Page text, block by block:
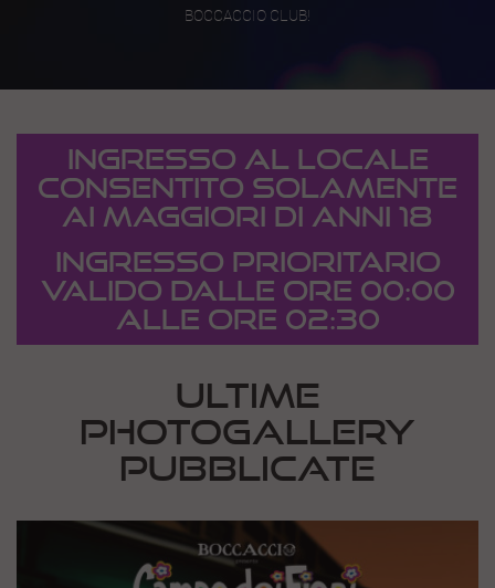
BOCCACCIO CLUB!
INGRESSO AL LOCALE
CONSENTITO SOLAMENTE
AI MAGGIORI DI ANNI 18
Ingresso Prioritario
valido dalle ore 00:00
alle ore 02:30
ULTIME
PHOTOGALLERY
PUBBLICATE